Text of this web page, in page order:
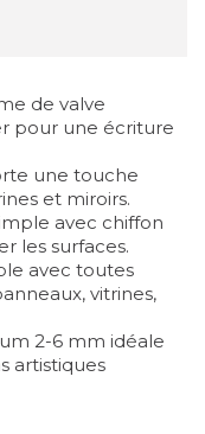
de valve
pour une écriture
une touche
et miroirs.
avec chiffon
les surfaces.
avec toutes
vitrines,
2-6 mm idéale
artistiques